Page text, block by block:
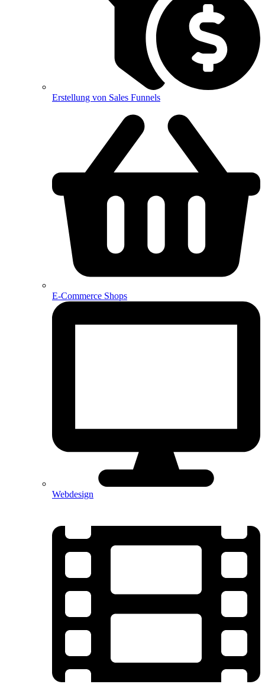
Erstellung von Sales Funnels
E-Commerce Shops
Webdesign